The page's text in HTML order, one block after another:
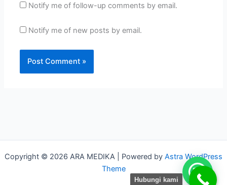
Notify me of follow-up comments by email.
Notify me of new posts by email.
Copyright © 2026 ARA MEDIKA | Powered by Astra WordPress
Theme
Hubungi kami